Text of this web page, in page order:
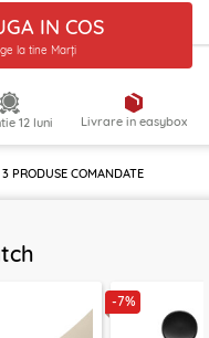
IN COS
la tine Marți
12 luni Livrare in easybox
3 PRODUSECOMANDATE
-7%